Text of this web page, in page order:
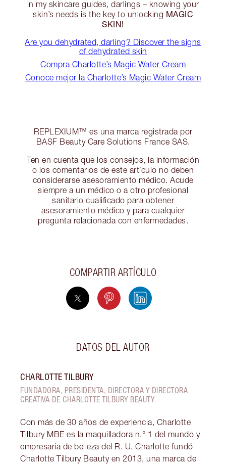
in my skincare guides, darlings – knowing your
skin’s needs is the key to unlocking MAGIC
SKIN!
Are you dehydrated, darling? Discover the signs
of dehydrated skin
Compra Charlotte’s Magic Water Cream
Conoce mejor la Charlotte’s Magic Water Cream
REPLEXIUM™ es una marca registrada por
BASF Beauty Care Solutions France SAS.
Ten en cuenta que los consejos, la información
o los comentarios de este artículo no deben
considerarse asesoramiento médico. Acude
siempre a un médico o a otro profesional
sanitario cualificado para obtener
asesoramiento médico y para cualquier
pregunta relacionada con enfermedades.
COMPARTIR ARTÍCULO
DATOS DEL AUTOR
CHARLOTTE TILBURY
FUNDADORA, PRESIDENTA, DIRECTORA Y DIRECTORA
CREATIVA DE CHARLOTTE TILBURY BEAUTY
Con más de 30 años de experiencia, Charlotte
Tilbury MBE es la maquilladora n.° 1 del mundo y
empresaria de belleza del R. U. Charlotte fundó
Charlotte Tilbury Beauty en 2013, una marca de